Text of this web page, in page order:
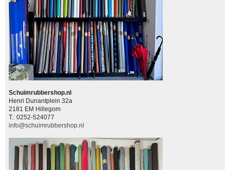
Schuimrubbershop.nl
Henri Dunantplein 32a
2181 EM Hillegom
T.: 0252-524077
info@schuimrubbershop.nl